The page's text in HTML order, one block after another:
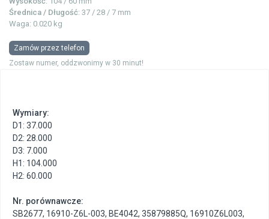
Średnica / Długość: 37 / 28 / 7 mm
Waga: 0.020 kg
Zamów przez telefon
Zostaw numer, oddzwonimy w 30 minut!
Wymiary:
D1: 37.000
D2: 28.000
D3: 7.000
H1: 104.000
H2: 60.000
Nr. porównawcze:
SB2677, 16910-Z6L-003, BE4042, 35879885Q, 16910Z6L003,